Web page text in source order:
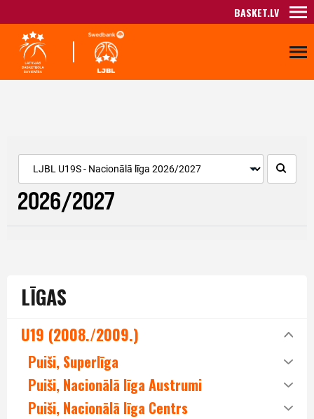
BASKET.LV
LĪGAS
U19 (2008./2009.)
Puiši, Superlīga
Puiši, Nacionālā līga Austrumi
Puiši, Nacionālā līga Centrs